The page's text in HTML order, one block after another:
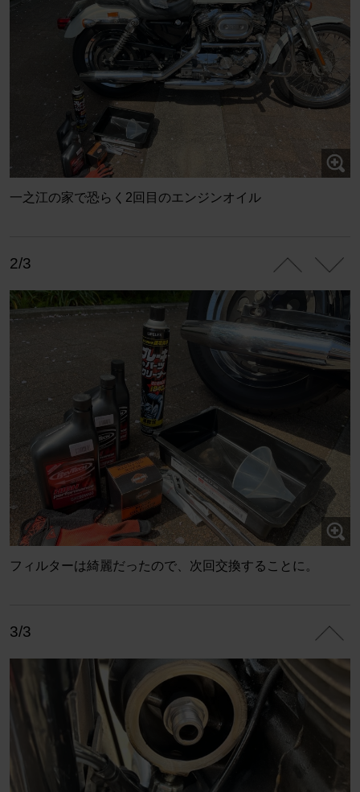
一之江の家で恐らく2回目のエンジンオイル
2/3
フィルターは綺麗だったので、次回交換することに。
3/3